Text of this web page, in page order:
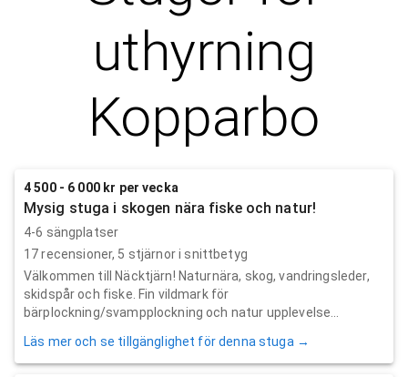
uthyrning
Kopparbo
4 500 - 6 000 kr per vecka
Mysig stuga i skogen nära fiske och natur!
4-6 sängplatser
17recensioner, 5 stjärnor i snittbetyg
Välkommen till Näcktjärn! Naturnära, skog, vandringsleder,
skidspår och fiske. Fin vildmark för
bärplockning/svampplockning och natur upplevelse...
Läs mer och se tillgänglighet för denna stuga →